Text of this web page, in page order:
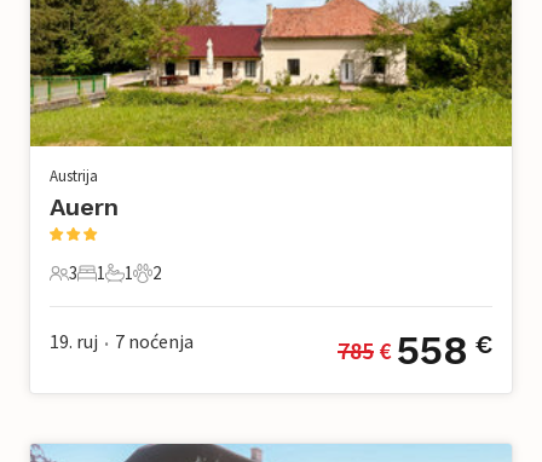
Austrija
Auern
3 Gosti
3
1 Spavaća soba
1
1 Kupaonica
1
2 Kućni ljubimac
2
19. ruj • 7 noćenja 785 € 558 €